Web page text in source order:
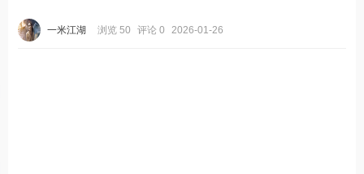
一米江湖 浏览 50 评论 0 2026-01-26